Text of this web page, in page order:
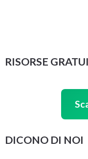
RISORSE
DICONO DI NOI